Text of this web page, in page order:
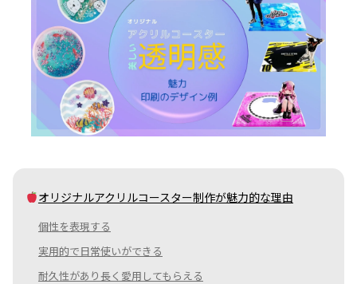
オリジナルアクリルコースター制作が魅力的な理由
個性を表現する
実用的で日常使いができる
耐久性があり長く愛用してもらえる